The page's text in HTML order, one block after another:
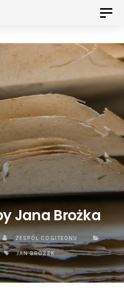
Jana Brożka
ZESPÓŁ COGITEONU
JAN BROŻEK